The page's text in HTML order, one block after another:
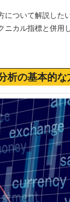
ついて解説した
ニカル指標と併用
析の基本的な